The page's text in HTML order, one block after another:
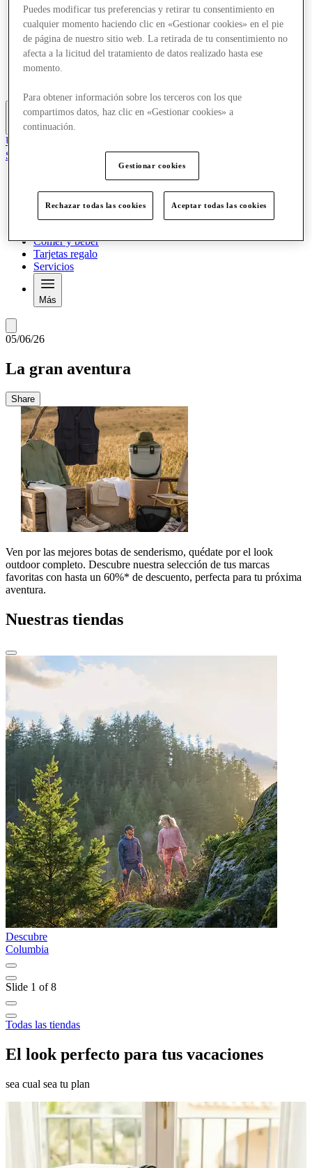
Tiendas
Ofertas
Visita
¿Qué pasa?
Comer y beber
Tarjetas regalo
Más
Únete al Club
Salvado
Tiendas
Ofertas
Visita
Comer y beber
Tarjetas regalo
Servicios
Más
05/06/26
La gran aventura
Share
Ven por las mejores botas de senderismo, quédate por el look
outdoor completo. Descubre nuestra selección de tus marcas
favoritas con hasta un 60%* de descuento, perfecta para tu próxima
aventura.
Nuestras tiendas
Descubre
Columbia
Slide 1 of 8
Todas las tiendas
El look perfecto para tus vacaciones
sea cual sea tu plan
Puedes modificar tus preferencias y retirar tu consentimiento en
cualquier momento haciendo clic en «Gestionar cookies» en el pie
de página de nuestro sitio web. La retirada de tu consentimiento no
afecta a la licitud del tratamiento de datos realizado hasta ese
momento.
Para obtener información sobre los terceros con los que
compartimos datos, haz clic en «Gestionar cookies» a
continuación.
Gestionar cookies
Rechazar todas las cookies Aceptar todas las cookies